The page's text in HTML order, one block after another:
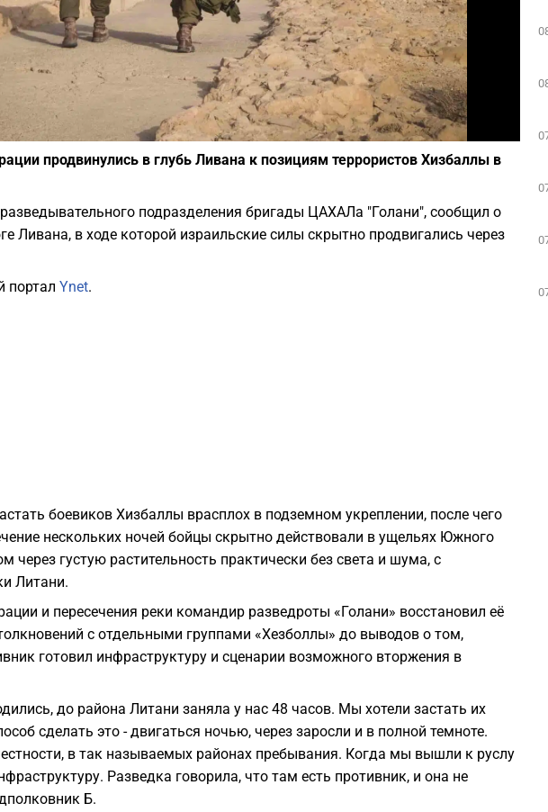
Фото: depositphotos.com
продвинулись в глубь Ливана к позициям террористов Хизбаллы в
подразделения бригады ЦАХАЛа "Голани", сообщил о
Ливана, в ходе которой израильские силы скрытно продвигались через
портал Ynet.
боевиков Хизбаллы врасплох в подземном укреплении, после чего
нескольких ночей бойцы скрытно действовали в ущельях Южного
через густую растительность практически без света и шума, с
Литани.
и пересечения реки командир разведроты «Голани» восстановил её
с отдельными группами «Хезболлы» до выводов о том,
готовил инфраструктуру и сценарии возможного вторжения в
до района Литани заняла у нас 48 часов. Мы хотели застать их
сделать это - двигаться ночью, через заросли и в полной темноте.
в так называемых районах пребывания. Когда мы вышли к руслу
Разведка говорила, что там есть противник, и она не
Б.